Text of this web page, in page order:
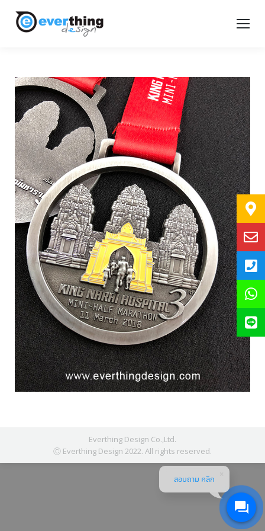
Everthing Design Co.,Ltd.
Ⓒ Everthing Design 2022. All rights reserved.
สอบถาม คลิก